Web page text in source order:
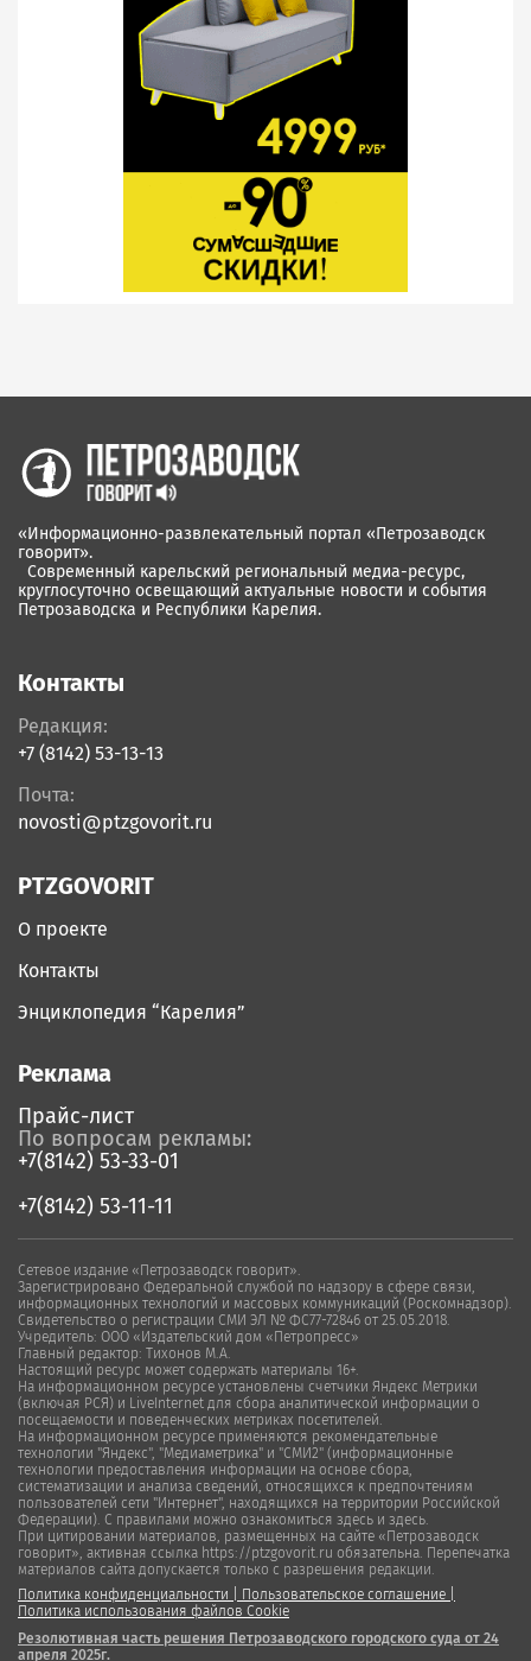
«Информационно-развлекательный портал «Петрозаводск
говорит».
Современный карельский региональный медиа-ресурс,
круглосуточно освещающий актуальные новости и события
Петрозаводска и Республики Карелия.
Контакты
Редакция:
+7 (8142) 53-13-13
Почта:
novosti@ptzgovorit.ru
PTZGOVORIT
О проекте
Контакты
Энциклопедия “Карелия”
Реклама
Прайс-лист
По вопросам рекламы:
+7(8142) 53-33-01
+7(8142) 53-11-11
Сетевое издание «Петрозаводск говорит».
Зарегистрировано Федеральной службой по надзору в сфере связи,
информационных технологий и массовых коммуникаций (Роскомнадзор).
Свидетельство о регистрации СМИ ЭЛ № ФС77-72846 от 25.05.2018.
Учредитель: ООО «Издательский дом «Петропресс»
Главный редактор: Тихонов М.А.
Настоящий ресурс может содержать материалы 16+.
На информационном ресурсе установлены счетчики Яндекс Метрики
(включая РСЯ) и LiveInternet для сбора аналитической информации о
посещаемости и поведенческих метриках посетителей.
На информационном ресурсе применяются рекомендательные
технологии "Яндекс", "Медиаметрика" и "СМИ2" (информационные
технологии предоставления информации на основе сбора,
систематизации и анализа сведений, относящихся к предпочтениям
пользователей сети "Интернет", находящихся на территории Российской
Федерации). С правилами можно ознакомиться здесь и здесь.
При цитировании материалов, размещенных на сайте «Петрозаводск
говорит», активная ссылка https://ptzgovorit.ru обязательна. Перепечатка
материалов сайта допускается только с разрешения редакции.
Политика конфиденциальности
Пользовательское соглашение
Политика использования файлов Cookie
Резолютивная часть решения Петрозаводского городского суда от 24
апреля 2025г.